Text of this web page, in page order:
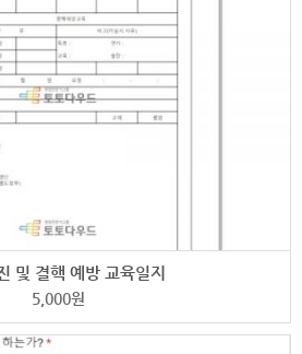
및 결핵 예방 교육일지
5,000원